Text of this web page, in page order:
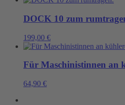
DOCK 10 zum
199,00 €
Für Maschinistinnen an
64,90 €